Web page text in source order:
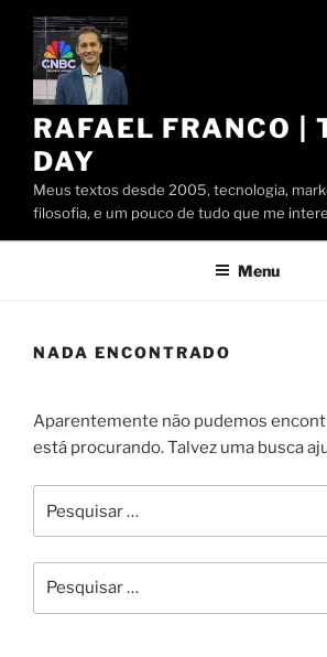
Pular
conteúdo
RAFAEL FRANCO |
DAY
Meus textos desde 2005, tecnologia,
filosofia, e um pouco de tudo que me
Menu
NADA ENCONTRADO
Aparentemente não pudemos
está procurando. Talvez uma busca
por:
por: